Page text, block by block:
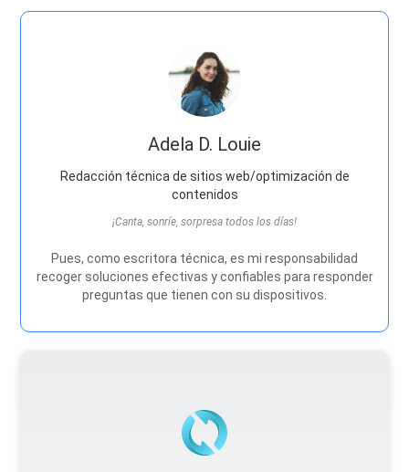
Adela D. Louie
Redacción técnica de sitios web/optimización de
contenidos
¡Canta, sonríe, sorpresa todos los días!
Pues, como escritora técnica, es mi responsabilidad
recoger soluciones efectivas y confiables para responder
preguntas que tienen con su dispositivos.